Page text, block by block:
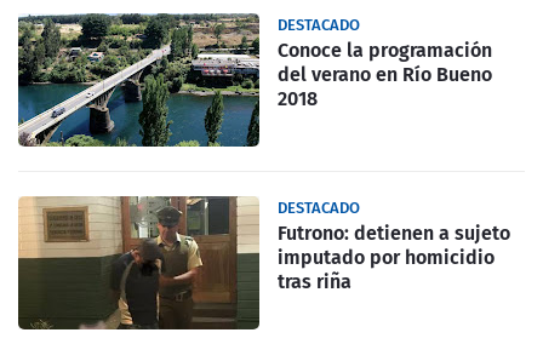
DESTACADO
Conoce la programación
del verano en Río Bueno
2018
DESTACADO
Futrono: detienen a sujeto
imputado por homicidio
tras riña